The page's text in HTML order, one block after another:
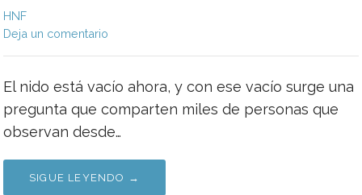
HNF
Deja un comentario
El nido está vacío ahora, y con ese vacío surge una
pregunta que comparten miles de personas que
observan desde…
SIGUE LEYENDO →